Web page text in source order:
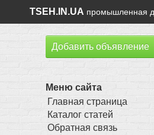
TSEH.IN.UA промышленная
Добавить объявление
Меню сайта
Главная страница
Каталог статей
Обратная связь